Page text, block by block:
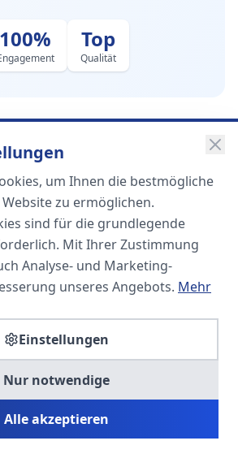
100% Top
Qualität
SOMA
auf Fach- und
in der
KONSULT UG
& Executive Search
um Ihnen die bestmögliche
zu ermöglichen.
sind für die grundlegende
Mit Ihrer Zustimmung
Analyse- und Marketing-
unseres Angebots. Mehr
Einstellungen
Nur notwendige
Alle akzeptieren